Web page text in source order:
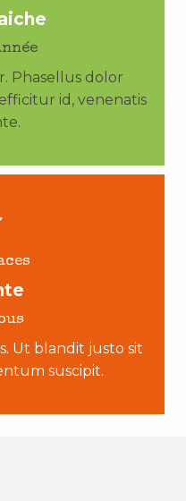
Phasellus dolor
id, venenatis
Ut blandit justo sit
suscipit.